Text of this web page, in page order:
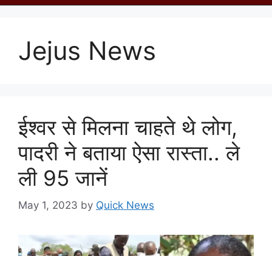
Jejus News
ईश्वर से मिलना चाहते थे लोग,
पादरी ने बताया ऐसा रास्ता.. ले
ली 95 जानें
May 1, 2023 by Quick News